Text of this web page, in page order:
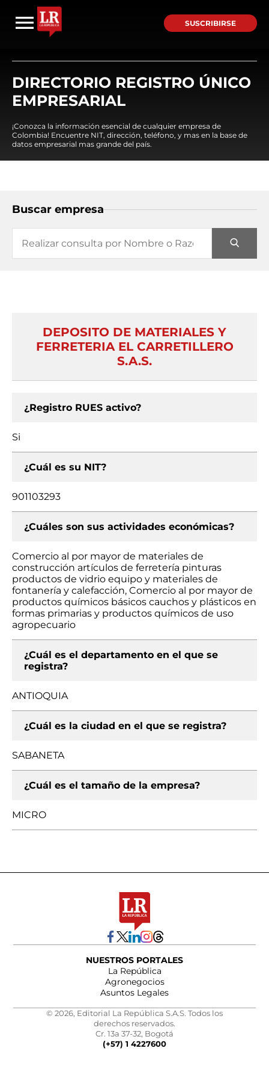
SUSCRIBIRSE
DIRECTORIO REGISTRO ÚNICO
EMPRESARIAL
¡Conozca la información esencial de cualquier empresa de
Colombia! Encuentre NIT, dirección, teléfono, y mas en la base de
datos empresarial mas grande del país.
Buscar empresa
DEPOSITO DE MATERIALES Y
FERRETERIA EL CARRETILLERO
S.A.S.
¿Registro RUES activo?
Si
¿Cuál es su NIT?
901103293
¿Cuáles son sus actividades económicas?
Comercio al por mayor de materiales de
construcción artículos de ferretería pinturas
productos de vidrio equipo y materiales de
fontanería y calefacción, Comercio al por mayor de
productos químicos básicos cauchos y plásticos en
formas primarias y productos químicos de uso
agropecuario
¿Cuál es el departamento en el que se
registra?
ANTIOQUIA
¿Cuál es la ciudad en el que se registra?
SABANETA
¿Cuál es el tamaño de la empresa?
MICRO
NUESTROS PORTALES
La República
Agronegocios
Asuntos Legales
© 2026, Editorial La República S.A.S. Todos los
derechos reservados.
Cr. 13a 37-32, Bogotá
(+57) 1 4227600